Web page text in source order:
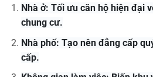
Nhà ở: Tối ưu căn hộ hiện đại
chung cư.
Nhà phố: Tạo nên đẳng cấp
cấp.